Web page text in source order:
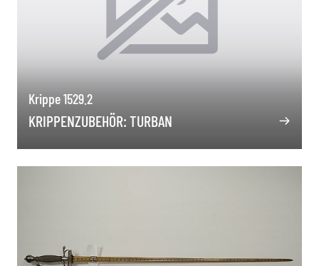
Krippe 1529.2
KRIPPENZUBEHÖR: TURBAN